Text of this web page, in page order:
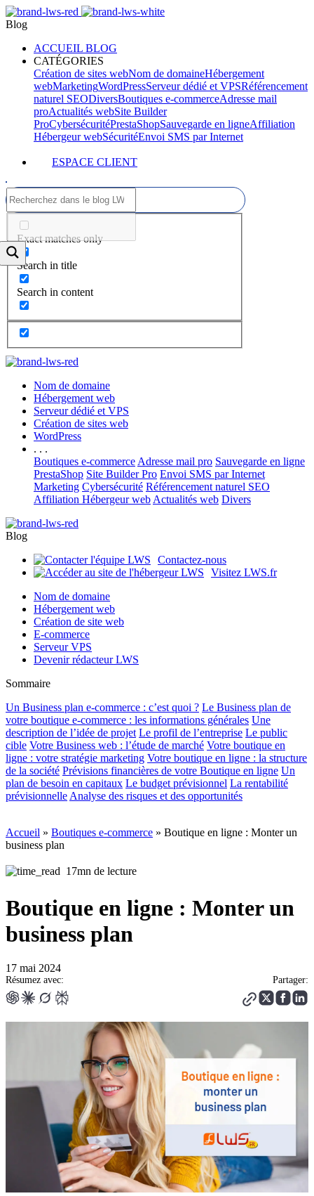
Blog
ACCUEIL BLOG
CATÉGORIES
Création de sites webNom de domaineHébergement
webMarketingWordPressServeur dédié et VPSRéférencement
naturel SEODiversBoutiques e-commerceAdresse mail
proActualités webSite Builder
ProCybersécuritéPrestaShopSauvegarde en ligneAffiliation
Hébergeur webSécuritéEnvoi SMS par Internet
ESPACE CLIENT
Exact matches only
Search in title
Search in content
Nom de domaine
Hébergement web
Serveur dédié et VPS
Création de sites web
WordPress
. . .
Boutiques e-commerce Adresse mail pro Sauvegarde en ligne
PrestaShop Site Builder Pro Envoi SMS par Internet
Marketing Cybersécurité Référencement naturel SEO
Affiliation Hébergeur web Actualités web Divers
Blog
Contactez-nous
Visitez LWS.fr
Nom de domaine
Hébergement web
Création de site web
E-commerce
Serveur VPS
Devenir rédacteur LWS
Sommaire
Un Business plan e-commerce : c’est quoi ? Le Business plan de
votre boutique e-commerce : les informations générales Une
description de l’idée de projet Le profil de l’entreprise Le public
cible Votre Business web : l’étude de marché Votre boutique en
ligne : votre stratégie marketing Votre boutique en ligne : la structure
de la société Prévisions financières de votre Boutique en ligne Un
plan de besoin en capitaux Le budget prévisionnel La rentabilité
prévisionnelle Analyse des risques et des opportunités
Accueil » Boutiques e-commerce » Boutique en ligne : Monter un
business plan
17mn de lecture
Boutique en ligne : Monter un
business plan
17 mai 2024
Résumez avec: Partager: